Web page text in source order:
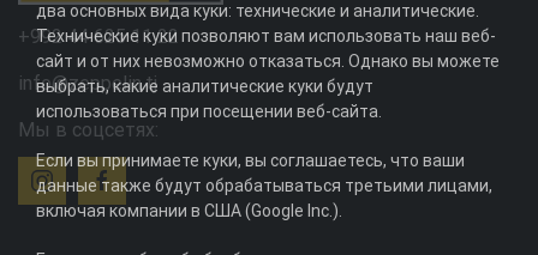
+992 44 625 11 22
info@zeppelin.tj
Мы в соцсетях:
два основных вида куки: технические и аналитические.
Технические куки позволяют вам использовать наш веб-
сайт и от них невозможно отказаться. Однако вы можете
выбрать, какие аналитические куки будут
использоваться при посещении веб-сайта.
Если вы принимаете куки, вы соглашаетесь, что ваши
данные также будут обрабатываться третьими лицами,
включая компании в США (Google Inc.).